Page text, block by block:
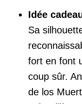
Idée
Sa
fort en font
coup sûr.
de los